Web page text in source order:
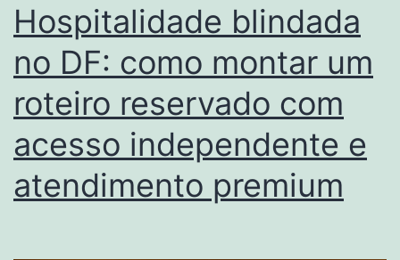
Hospitalidade blindada
no DF: como montar um
roteiro reservado com
acesso independente e
atendimento premium